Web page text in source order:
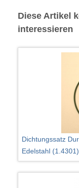
Diese Artikel
interessieren
Dichtungssatz
Edelstahl (1.4301)